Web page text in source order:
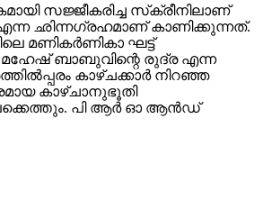
സജ്ജീകരിച്ച സ്‌ക്രീനിലാണ്
എന്ന ഛിന്നഗ്രഹമാണ് കാണിക്കുന്നത്.
മണികര്‍ണികാ ഘട്ട്
മഹേഷ് ബാബുവിന്റെ രുദ്ര എന്ന
കാഴ്ചക്കാർ നിറഞ്ഞ
കാഴ്ചാനുഭൂതി
പി ആർ ഓ ആൻഡ്